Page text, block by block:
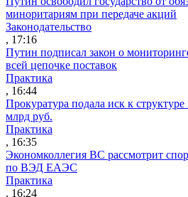
миноритариям при передаче акций
Законодательство
, 17:16
Путин подписал закон о
всей цепочке поставок
Практика
, 16:44
Прокуратура подала иск к
млрд руб.
Практика
, 16:35
Экономколлегия ВС рассмотрит
по ВЭД ЕАЭС
Практика
, 16:24